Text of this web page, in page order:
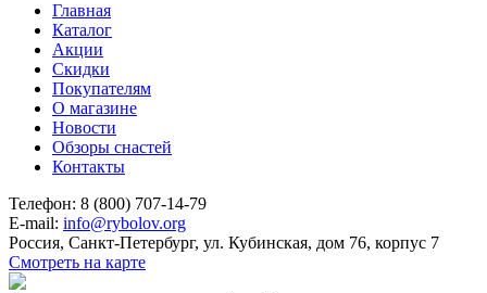
Главная
Каталог
Акции
Скидки
Покупателям
О магазине
Новости
Обзоры снастей
Контакты
Телефон: 8 (800) 707-14-79
E-mail: info@rybolov.org
Россия, Санкт-Петербург, ул. Кубинская, дом 76, корпус 7
Смотреть на карте